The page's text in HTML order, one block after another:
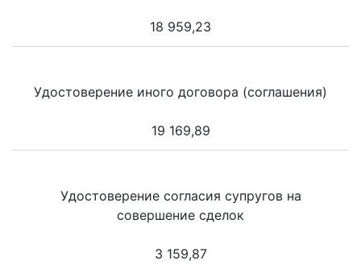
18 959,23
Удостоверение иного договора (соглашения)
19 169,89
Удостоверение согласия супругов на
совершение сделок
3 159,87